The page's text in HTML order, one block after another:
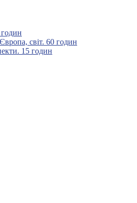
світ. 60 годин
15 годин